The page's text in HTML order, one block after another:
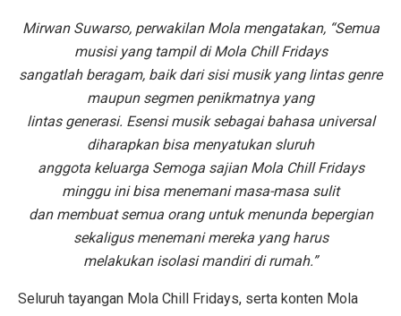
Mirwan Suwarso, perwakilan Mola mengatakan, “Semua
musisi yang tampil di Mola Chill Fridays
sangatlah beragam, baik dari sisi musik yang lintas genre
maupun segmen penikmatnya yang
lintas generasi. Esensi musik sebagai bahasa universal
diharapkan bisa menyatukan sluruh
anggota keluarga Semoga sajian Mola Chill Fridays
minggu ini bisa menemani masa-masa sulit
dan membuat semua orang untuk menunda bepergian
sekaligus menemani mereka yang harus
melakukan isolasi mandiri di rumah.”
Seluruh tayangan Mola Chill Fridays, serta konten Mola